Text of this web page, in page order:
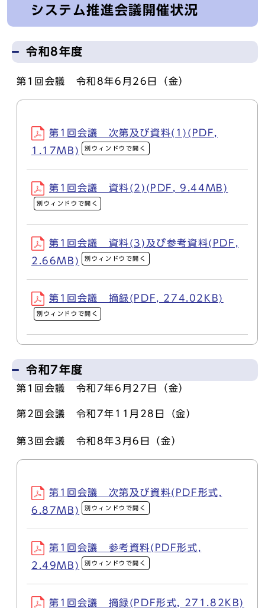
システム推進会議開催状況
令和8年度
第1回会議 令和8年6月26日（金）
第1回会議 次第及び資料(1)(PDF,
1.17MB)
別ウィンドウで開く
第1回会議 資料(2)(PDF, 9.44MB)
別ウィンドウで開く
第1回会議 資料(3)及び参考資料(PDF,
2.66MB)
別ウィンドウで開く
第1回会議 摘録(PDF, 274.02KB)
別ウィンドウで開く
令和7年度
第1回会議 令和7年6月27日（金）
第2回会議 令和7年11月28日（金）
第3回会議 令和8年3月6日（金）
第1回会議 次第及び資料(PDF形式,
6.87MB)
別ウィンドウで開く
第1回会議 参考資料(PDF形式,
2.49MB)
別ウィンドウで開く
第1回会議 摘録(PDF形式, 271.82KB)